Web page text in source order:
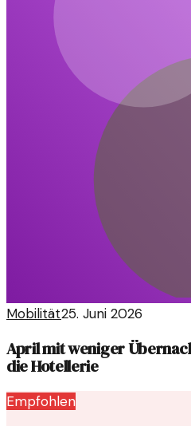
Mobilität25. Juni 2026
April mit weniger
die Hotellerie
Empfohlen